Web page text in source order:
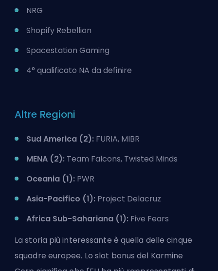
NRG
Shopify Rebellion
Spacestation Gaming
4° qualificato NA da definire
Altre Regioni
Sud America (2): FURIA, MIBR
MENA (2): Team Falcons, Twisted Minds
Oceania (1): PWR
Asia-Pacifico (1): Project Delacruz
Africa Sub-Sahariana (1): Five Fears
La storia più interessante è quella delle cinque
squadre europee. Lo slot bonus del Karmine